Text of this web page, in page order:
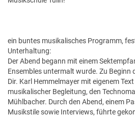
ein buntes musikalisches Programm,
Unterhaltung:
Der Abend begann mit einem
Ensembles untermalt wurde. Zu Beginn
Dir. Karl Hemmelmayer mit eigenem
musikalischer Begleitung, den
Mühlbacher. Durch den Abend, einem
Musikstile sowie Interviews, führte